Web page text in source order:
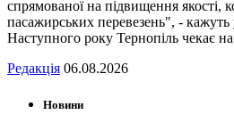
спрямованої на підвищення якості,
пасажирських перевезень", - кажуть
Наступного року Тернопіль чекає
Редакція 06.08.2026
Новини